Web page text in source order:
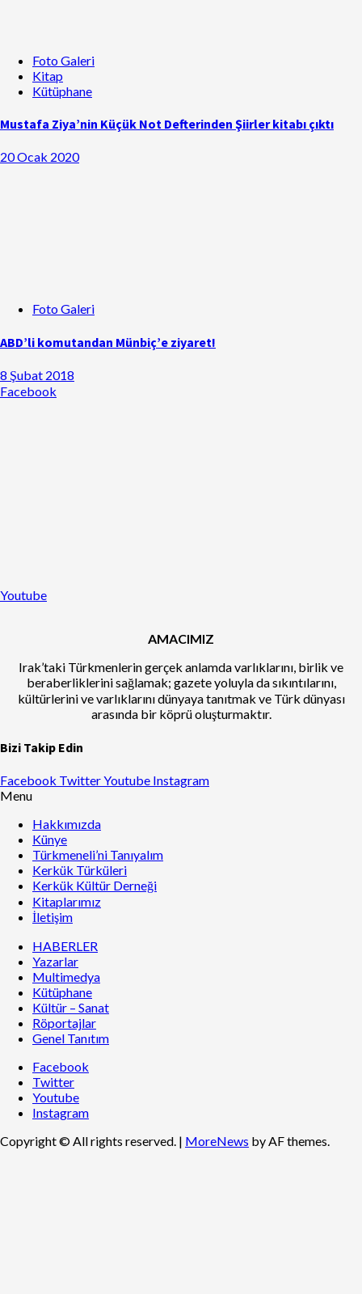
Foto Galeri
Kitap
Kütüphane
Mustafa Ziya’nin Küçük Not Defterinden Şiirler kitabı çıktı
20 Ocak 2020
Foto Galeri
ABD’li komutandan Münbiç’e ziyaret!
8 Şubat 2018
Facebook
Youtube
AMACIMIZ
Irak’taki Türkmenlerin gerçek anlamda varlıklarını, birlik ve
beraberliklerini sağlamak; gazete yoluyla da sıkıntılarını,
kültürlerini ve varlıklarını dünyaya tanıtmak ve Türk dünyası
arasında bir köprü oluşturmaktır.
Bizi Takip Edin
Facebook TwitterYoutube Instagram
Menu
Hakkımızda
Künye
Türkmeneli’ni Tanıyalım
Kerkük Türküleri
Kerkük Kültür Derneği
Kitaplarımız
İletişim
HABERLER
Yazarlar
Multimedya
Kütüphane
Kültür – Sanat
Röportajlar
Genel Tanıtım
Facebook
Twitter
Youtube
Instagram
Copyright © All rights reserved. | MoreNews by AF themes.